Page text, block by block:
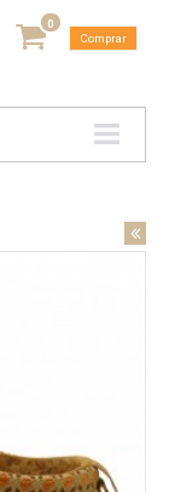
0
Comprar